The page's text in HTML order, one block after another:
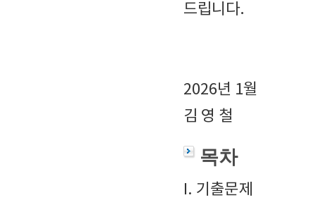
드립니다.
2026년 1월
김 영 철
목차
I. 기출문제